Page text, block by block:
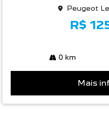
Peugeot
R$
0 km
Mais